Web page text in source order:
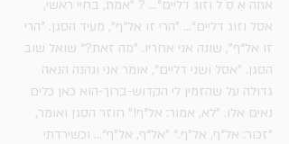
אתה אֵ סֶ ל וזוג דליים“... ? ”אמת, בחיי ראשי,
אסל וזוג דליים“... ”הרי זו אל“ף", מעיד הסגן. ”הרי
זו אל“ף", שונה אני אחריו. ”מה זאת?“ שואל שוב
הסגן. ”אסל ּושני דליים“, אומר אני ונהנה הנאה
גדולה על שהזמין לי הקדוש-ברוך-הוא כאן כלים
נאים אלו. ”לא, אמור: אל“ף!" חוזר הסגן ואומר,
”זכור: אל“ף, אל”ף.“ ”אל“ף, אל”ף“... ּוכשירדתי